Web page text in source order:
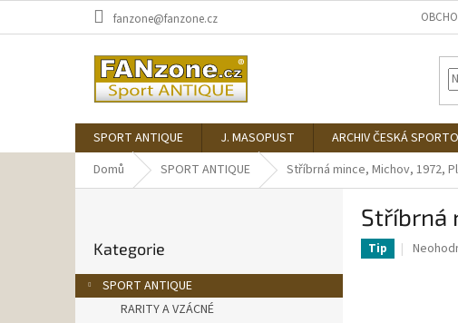
fanzone@fanzone.cz
SPORT ANTIQUE J. MASOPUST ARCHIV ČESKÁ
Domů
SPORT ANTIQUE Stříbrná mince, Michov, 1972,
r
a
kategorie
Kategorie
SPORT ANTIQUE
RARITY A VZÁCNÉ
Stříbrná
Tip